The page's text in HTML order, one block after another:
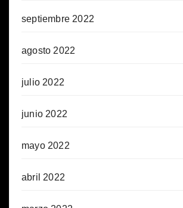
septiembre 2022
agosto 2022
julio 2022
junio 2022
mayo 2022
abril 2022